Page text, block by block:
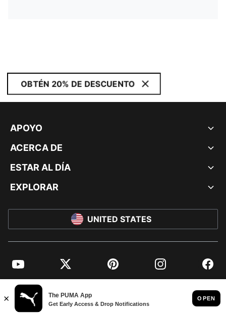
OBTÉN 20% DE DESCUENTO
APOYO
ACERCA DE
ESTAR AL DÍA
EXPLORAR
UNITED STATES
YouTube Twitter Pinterest Instagram
© PUMA NORTH AMERICA, INC.
IMPRINT AND LEGAL DATA